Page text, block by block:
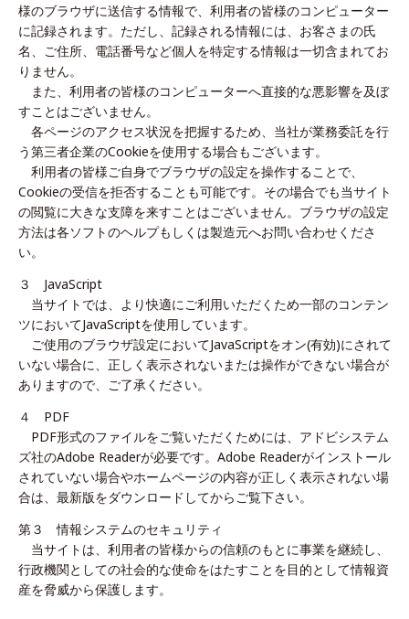
様のブラウザに送信する情報で、利用者の皆様のコンピューター
に記録されます。ただし、記録される情報には、お客さまの氏
名、ご住所、電話番号など個人を特定する情報は一切含まれてお
りません。
また、利用者の皆様のコンピューターへ直接的な悪影響を及ぼ
すことはございません。
各ページのアクセス状況を把握するため、当社が業務委託を行
う第三者企業のCookieを使用する場合もございます。
利用者の皆様ご自身でブラウザの設定を操作することで、
Cookieの受信を拒否することも可能です。その場合でも当サイト
の閲覧に大きな支障を来すことはございません。ブラウザの設定
方法は各ソフトのヘルプもしくは製造元へお問い合わせくださ
い。
３ JavaScript
当サイトでは、より快適にご利用いただくため一部のコンテン
ツにおいてJavaScriptを使用しています。
ご使用のブラウザ設定においてJavaScriptをオン(有効)にされて
いない場合に、正しく表示されないまたは操作ができない場合が
ありますので、ご了承ください。
４ PDF
PDF形式のファイルをご覧いただくためには、アドビシステム
ズ社のAdobe Readerが必要です。Adobe Readerがインストール
されていない場合やホームページの内容が正しく表示されない場
合は、最新版をダウンロードしてからご覧下さい。
第３ 情報システムのセキュリティ
当サイトは、利用者の皆様からの信頼のもとに事業を継続し、
行政機関としての社会的な使命をはたすことを目的として情報資
産を脅威から保護します。